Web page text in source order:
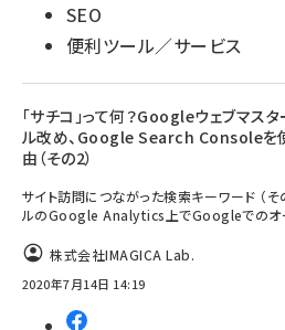
SEO
便利ツール／サービス
「サチコ」って何？Googleウェブマス
ル改め、Google Search Consoleを
由（その2）
サイト訪問につながった検索キーワード （そ
ルのGoogle Analytics上でGoogleでのオ
株式会社IMAGICA Lab.
2020年7月14日 14:19